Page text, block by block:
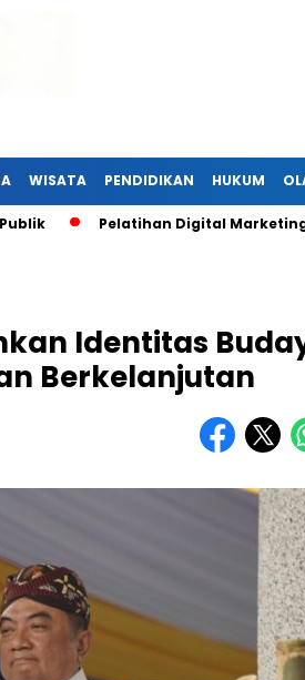
WISATA PENDIDIKAN HUKUM
Pelatihan Digital Marketing di Garut
Identitas
Berkelanjutan